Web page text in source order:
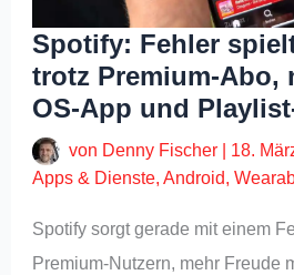
Spotify: Fehler
trotz Premium-Abo,
OS-App und
von Denny Fischer 18.
Apps & Dienste,Android,
Spotify sorgt gerade mit einem
Premium-Nutzern, mehr Freude